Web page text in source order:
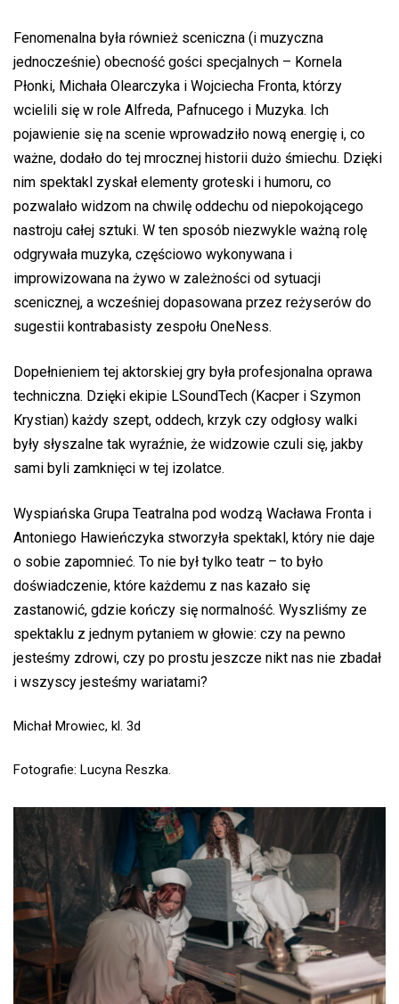
Fenomenalna była również sceniczna (i muzyczna
jednocześnie) obecność gości specjalnych – Kornela
Płonki, Michała Olearczyka i Wojciecha Fronta, którzy
wcielili się w role Alfreda, Pafnucego i Muzyka. Ich
pojawienie się na scenie wprowadziło nową energię i, co
ważne, dodało do tej mrocznej historii dużo śmiechu. Dzięki
nim spektakl zyskał elementy groteski i humoru, co
pozwalało widzom na chwilę oddechu od niepokojącego
nastroju całej sztuki. W ten sposób niezwykle ważną rolę
odgrywała muzyka, częściowo wykonywana i
improwizowana na żywo w zależności od sytuacji
scenicznej, a wcześniej dopasowana przez reżyserów do
sugestii kontrabasisty zespołu OneNess.
Dopełnieniem tej aktorskiej gry była profesjonalna oprawa
techniczna. Dzięki ekipie LSoundTech (Kacper i Szymon
Krystian) każdy szept, oddech, krzyk czy odgłosy walki
były słyszalne tak wyraźnie, że widzowie czuli się, jakby
sami byli zamknięci w tej izolatce.
Wyspiańska Grupa Teatralna pod wodzą Wacława Fronta i
Antoniego Hawieńczyka stworzyła spektakl, który nie daje
o sobie zapomnieć. To nie był tylko teatr – to było
doświadczenie, które każdemu z nas kazało się
zastanowić, gdzie kończy się normalność. Wyszliśmy ze
spektaklu z jednym pytaniem w głowie: czy na pewno
jesteśmy zdrowi, czy po prostu jeszcze nikt nas nie zbadał
i wszyscy jesteśmy wariatami?
Michał Mrowiec, kl. 3d
Fotografie: Lucyna Reszka.